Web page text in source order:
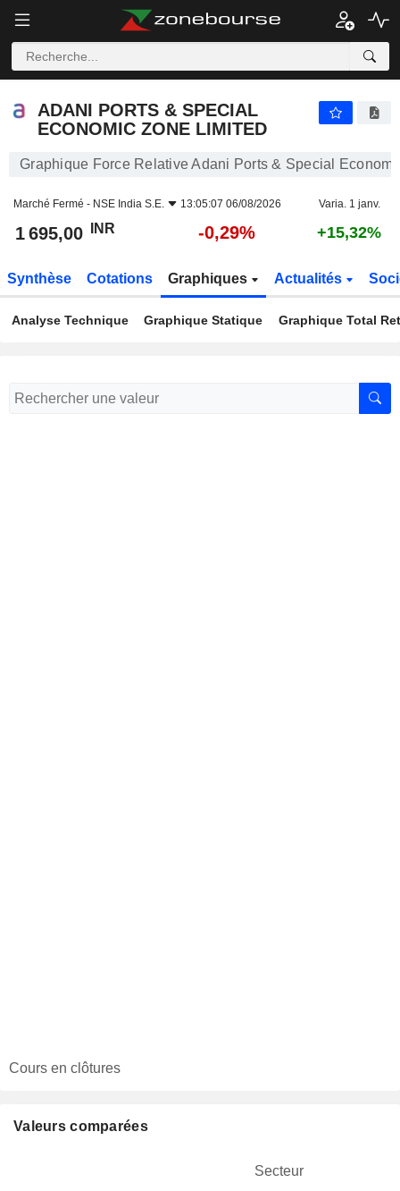
ADANI PORTS & SPECIAL
ECONOMIC ZONE LIMITED
Graphique Force Relative Adani Ports & Special
Marché Fermé - NSE India S.E. 13:05:07 06/08/2026 Varia. 1 janv.
1 695,00 INR -0,29% +15,32%
Synthèse Cotations Graphiques Actualités
Analyse Technique Graphique Statique Graphique Total
Cours en clôtures
Valeurs comparées
Secteur